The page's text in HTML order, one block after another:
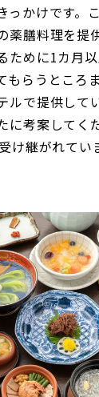
っかけです。
薬膳料理を提
ために1カ月
もらうところ
ルで提供して
に考案してく
け継がれてい